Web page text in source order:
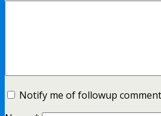
Notify me of followup